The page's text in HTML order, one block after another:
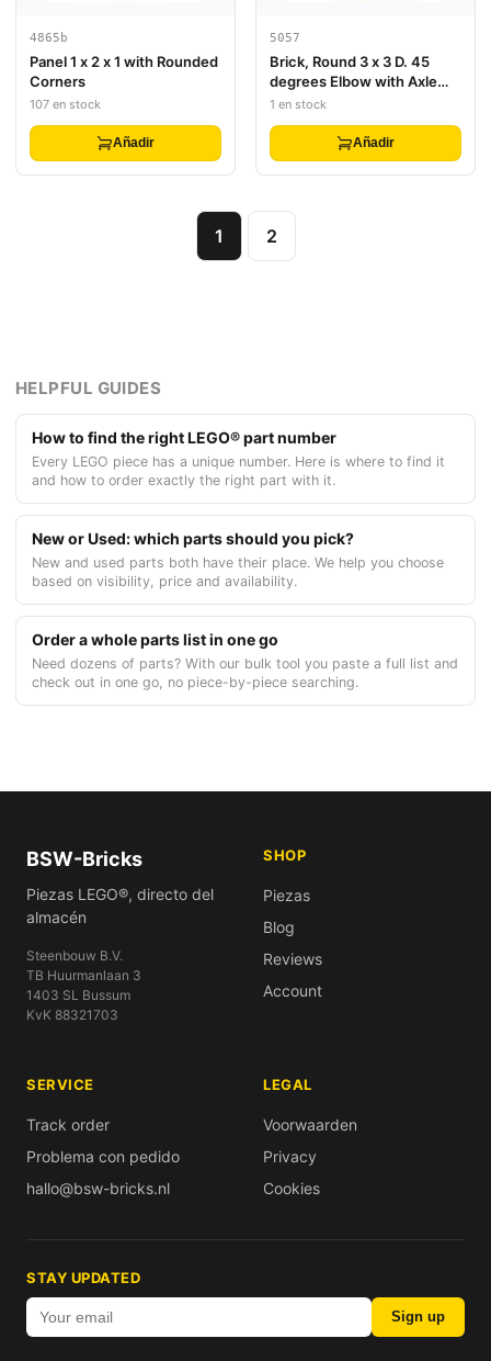
4865b
Panel 1 x 2 x 1 with Rounded
Corners
107 en stock
Añadir
5057
Brick, Round 3 x 3 D. 45
degrees Elbow with Axle
Holes
1 en stock
Añadir
1 2
HELPFUL GUIDES
How to find the right LEGO® part number
Every LEGO piece has a unique number. Here is where to find it
and how to order exactly the right part with it.
New or Used: which parts should you pick?
New and used parts both have their place. We help you choose
based on visibility, price and availability.
Order a whole parts list in one go
Need dozens of parts? With our bulk tool you paste a full list and
check out in one go, no piece-by-piece searching.
BSW-Bricks
Piezas LEGO®, directo del
almacén
Steenbouw B.V.
TB Huurmanlaan 3
1403 SL Bussum
KvK 88321703
SHOP
Piezas
Blog
Reviews
Account
SERVICE
Track order
Problema con pedido
hallo@bsw-bricks.nl
LEGAL
Voorwaarden
Privacy
Cookies
STAY UPDATED
Sign up